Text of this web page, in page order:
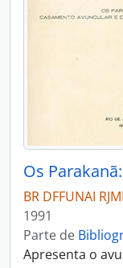
BR DFFUNAI
1991
Parte de
Apresenta o